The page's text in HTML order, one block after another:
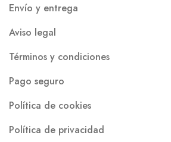
Envío y entrega
Aviso legal
Términos y condiciones
Pago seguro
Política de cookies
Política de privacidad